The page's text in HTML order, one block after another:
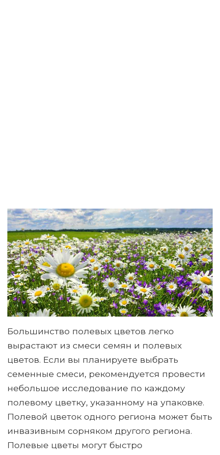
Большинство полевых цветов легко
вырастают из смеси семян и полевых
цветов. Если вы планируете выбрать
семенные смеси, рекомендуется провести
небольшое исследование по каждому
полевому цветку, указанному на упаковке.
Полевой цветок одного региона может быть
инвазивным сорняком другого региона.
Полевые цветы могут быстро